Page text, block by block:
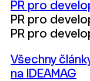
PR pro
PR pro
PR pro
Všechny
na IDEAMAG